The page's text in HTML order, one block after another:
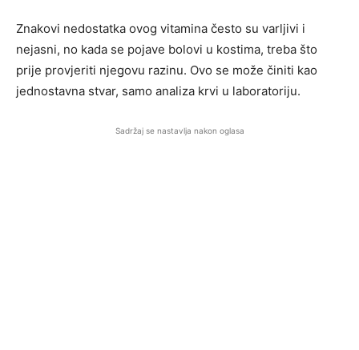
Znakovi nedostatka ovog vitamina često su varljivi i
nejasni, no kada se pojave bolovi u kostima, treba što
prije provjeriti njegovu razinu. Ovo se može činiti kao
jednostavna stvar, samo analiza krvi u laboratoriju.
Sadržaj se nastavlja nakon oglasa